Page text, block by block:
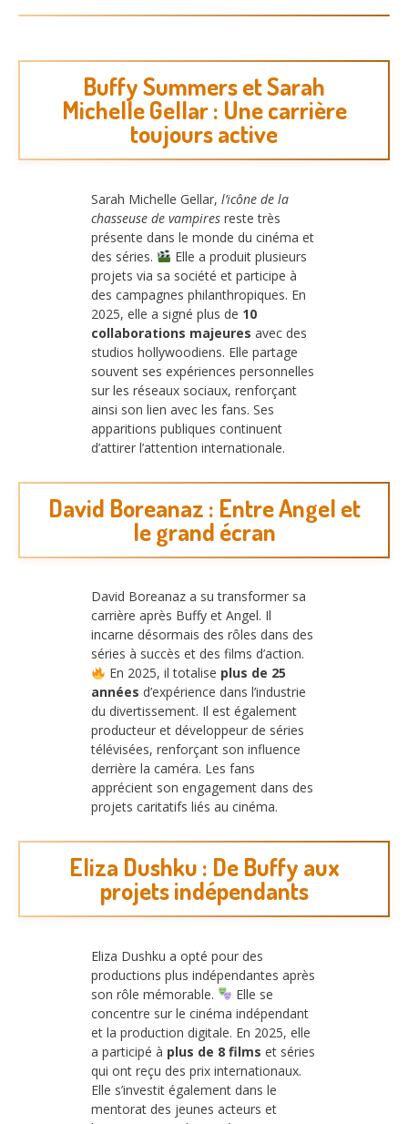
Buffy Summers et Sarah
Michelle Gellar : Une carrière
toujours active
Sarah Michelle Gellar, l’icône de la
chasseuse de vampires reste très
présente dans le monde du cinéma et
des séries.
Elle a produit plusieurs
projets via sa société et participe à
des campagnes philanthropiques. En
2025, elle a signé plus de 10
collaborations majeures avec des
studios hollywoodiens. Elle partage
souvent ses expériences personnelles
sur les réseaux sociaux, renforçant
ainsi son lien avec les fans. Ses
apparitions publiques continuent
d’attirer l’attention internationale.
David Boreanaz : Entre Angel et
le grand écran
David Boreanaz a su transformer sa
carrière après Buffy et Angel. Il
incarne désormais des rôles dans des
séries à succès et des films d’action.
En 2025, il totalise plus de 25
années d’expérience dans l’industrie
du divertissement. Il est également
producteur et développeur de séries
télévisées, renforçant son influence
derrière la caméra. Les fans
apprécient son engagement dans des
projets caritatifs liés au cinéma.
Eliza Dushku : De Buffy aux
projets indépendants
Eliza Dushku a opté pour des
productions plus indépendantes après
son rôle mémorable.
Elle se
concentre sur le cinéma indépendant
et la production digitale. En 2025, elle
a participé à plus de 8 films et séries
qui ont reçu des prix internationaux.
Elle s’investit également dans le
mentorat des jeunes acteurs et